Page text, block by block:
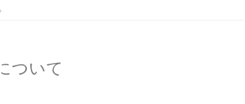
ついて